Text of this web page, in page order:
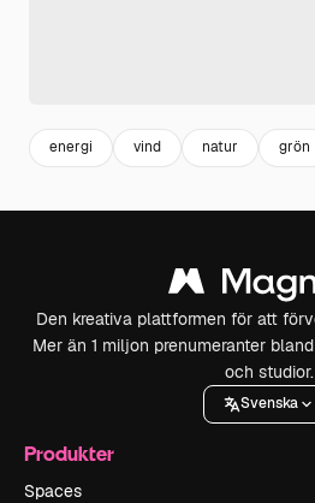
energi vind natur grön
Den kreativa plattformen för att
Mer än 1 miljon prenumeranter
och studior.
Svenska
Produkter
Spaces